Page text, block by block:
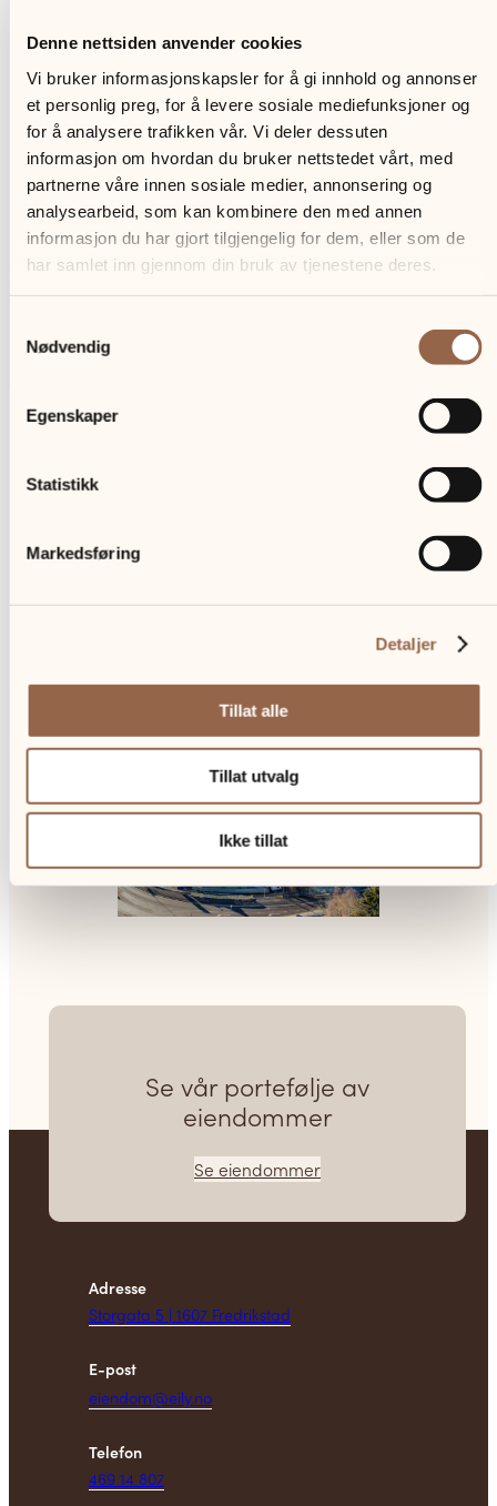
Denne nettsiden anvender cookies
Vi bruker informasjonskapsler for å gi innhold og annonser
et personlig preg, for å levere sosiale mediefunksjoner og
for å analysere trafikken vår. Vi deler dessuten
informasjon om hvordan du bruker nettstedet vårt, med
partnerne våre innen sosiale medier, annonsering og
analysearbeid, som kan kombinere den med annen
informasjon du har gjort tilgjengelig for dem, eller som de
har samlet inn gjennom din bruk av tjenestene deres.
Nødvendig
Egenskaper
Statistikk
Markedsføring
Detaljer
Tillat alle
Tillat utvalg
Ikke tillat
Odlo Nærings AS eies sammen med Insto
Holding AS (40%).
En moderne og nyoppusset eiendom med
to leietakere. Lokalene ble betydelig
stort løft på oppgraderingen ble gjort i
Se vår portefølje av
eiendommer
Se eiendommer
Adresse
Storgata 5 | 1607 Fredrikstad
E-post
eiendom@eily.no
Telefon
469 14 807